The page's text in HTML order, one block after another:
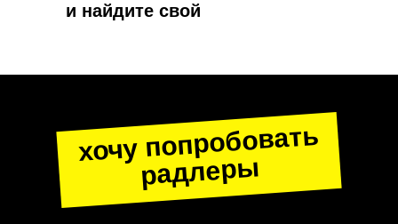
и найдите свой
хочу попробовать
радлеры